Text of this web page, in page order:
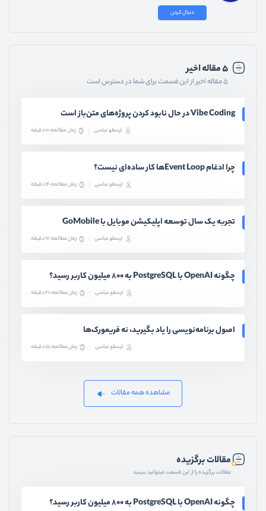
دنبال کردن
۵ مقاله اخیر
۵ مقاله اخیر از این قسمت برای شما در دسترس است
Vibe Coding در حال نابود کردن پروژه‌های متن‌باز است
ارسطو عباسی زمان مطالعه: 10 دقیقه
چرا ادغام Event Loopها کار ساده‌ای نیست؟
ارسطو عباسی زمان مطالعه: 14 دقیقه
تجربه یک سال توسعه اپلیکیشن موبایل با GoMobile
ارسطو عباسی زمان مطالعه: 17 دقیقه
چگونه OpenAI با PostgreSQL به ۸۰۰ میلیون کاربر رسید؟
ارسطو عباسی زمان مطالعه: 20 دقیقه
اصول برنامه‌نویسی را یاد بگیرید، نه فریمورک‌ها
ارسطو عباسی زمان مطالعه: 15 دقیقه
مشاهده همه مقالات
مقالات برگزیده
مقالات برگزیده را از این قسمت میتوانید ببینید
چگونه OpenAI با PostgreSQL به ۸۰۰ میلیون کاربر رسید؟